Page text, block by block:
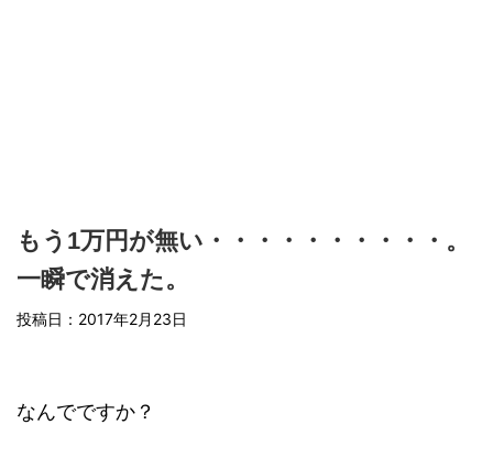
もう1万円が無い・・・・・・・・・・。
一瞬で消えた。
投稿日：2017年2月23日
なんでですか？